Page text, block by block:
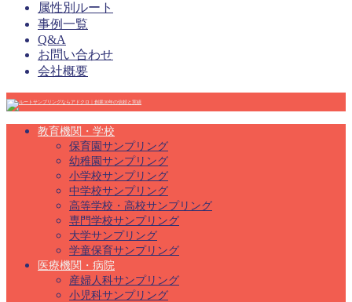
属性別ルート
事例一覧
Q&A
お問い合わせ
会社概要
教育機関・学校
保育園サンプリング
幼稚園サンプリング
小学校サンプリング
中学校サンプリング
高等学校・高校サンプリング
専門学校サンプリング
大学サンプリング
学童保育サンプリング
医療機関・病院
産婦人科サンプリング
小児科サンプリング